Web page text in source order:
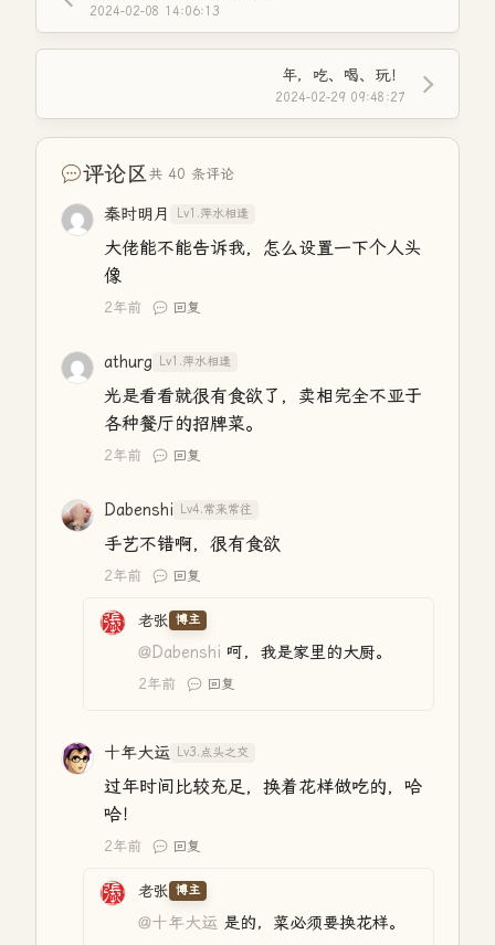
2024-02-08 14:06:13
年，吃、喝、玩！
2024-02-29 09:48:27
评论区共 40 条评论
秦时明月 Lv1.萍水相逢
大佬能不能告诉我，怎么设置一下个人头
像
2年前 回复
athurg Lv1.萍水相逢
光是看看就很有食欲了，卖相完全不亚于
各种餐厅的招牌菜。
2年前 回复
Dabenshi Lv4.常来常往
手艺不错啊，很有食欲
2年前 回复
老张 博主
@Dabenshi 呵，我是家里的大厨。
2年前 回复
十年大运 Lv3.点头之交
过年时间比较充足，换着花样做吃的，哈
哈！
2年前 回复
老张 博主
@十年大运 是的，菜必须要换花样。